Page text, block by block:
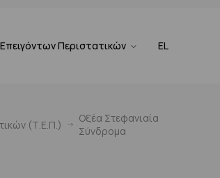
Περιστατικών EL
(Τ.Ε.Π.)
Οξέα Στεφανιαία
Σύνδρομα